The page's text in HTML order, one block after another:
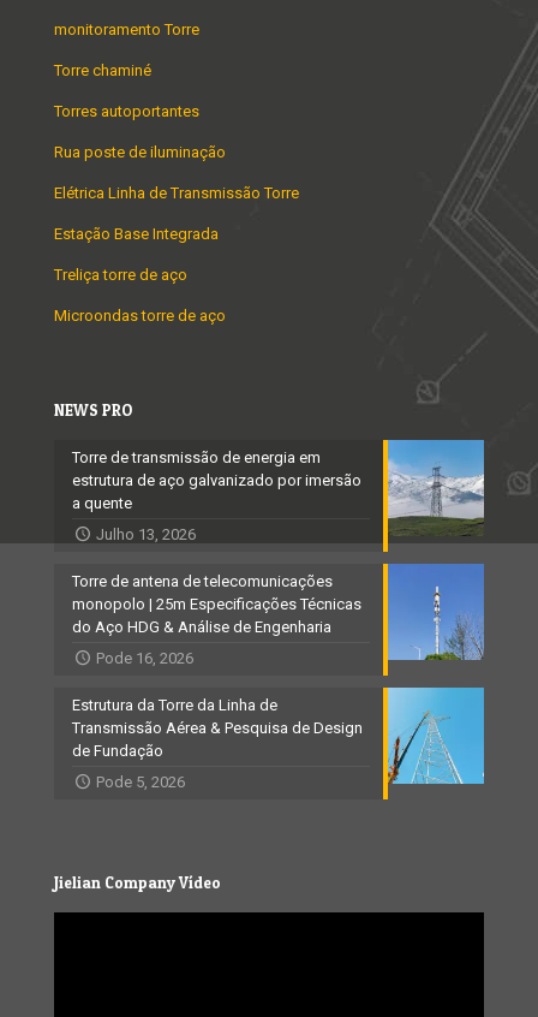
monitoramento Torre
Torre chaminé
Torres autoportantes
Rua poste de iluminação
Elétrica Linha de Transmissão Torre
Estação Base Integrada
Treliça torre de aço
Microondas torre de aço
NEWS PRO
Torre de transmissão de energia em
estrutura de aço galvanizado por imersão
a quente
Julho 13, 2026
Torre de antena de telecomunicações
monopolo | 25m Especificações Técnicas
do Aço HDG & Análise de Engenharia
Pode 16, 2026
Estrutura da Torre da Linha de
Transmissão Aérea & Pesquisa de Design
de Fundação
Pode 5, 2026
Jielian Company Vídeo